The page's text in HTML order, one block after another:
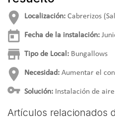
Localización: Cabrerizos
Fecha de la instalación:
Tipo de Local: Bungallows
Necesidad: Aumentar el
Solución: Instalación de
Artículos relacionados